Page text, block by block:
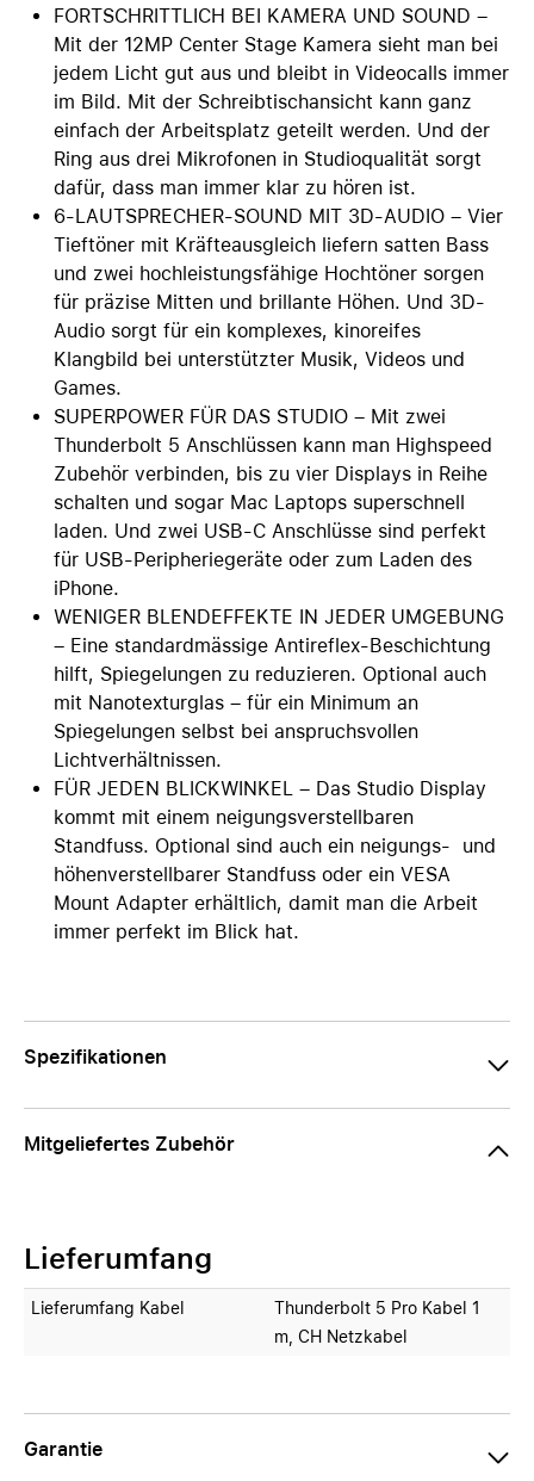
FORTSCHRITTLICH BEI KAMERA UND SOUND –
Mit der 12MP Center Stage Kamera sieht man bei
jedem Licht gut aus und bleibt in Videocalls immer
im Bild. Mit der Schreibtischansicht kann ganz
einfach der Arbeitsplatz geteilt werden. Und der
Ring aus drei Mikrofonen in Studioqualität sorgt
dafür, dass man immer klar zu hören ist.
6-LAUTSPRECHER-SOUND MIT 3D-AUDIO – Vier
Tieftöner mit Kräfteausgleich liefern satten Bass
und zwei hochleistungsfähige Hochtöner sorgen
für präzise Mitten und brillante Höhen. Und 3D-
Audio sorgt für ein komplexes, kinoreifes
Klangbild bei unterstützter Musik, Videos und
Games.
SUPERPOWER FÜR DAS STUDIO – Mit zwei
Thunderbolt 5 Anschlüssen kann man Highspeed
Zubehör verbinden, bis zu vier Displays in Reihe
schalten und sogar Mac Laptops superschnell
laden. Und zwei USB-C Anschlüsse sind perfekt
für USB-Peripheriegeräte oder zum Laden des
iPhone.
WENIGER BLENDEFFEKTE IN JEDER UMGEBUNG
– Eine standardmässige Antireflex-Beschichtung
hilft, Spiegelungen zu reduzieren. Optional auch
mit Nanotexturglas – für ein Minimum an
Spiegelungen selbst bei anspruchsvollen
Lichtverhältnissen.
FÜR JEDEN BLICKWINKEL – Das Studio Display
kommt mit einem neigungsverstellbaren
Standfuss. Optional sind auch ein neigungs- und
höhenverstellbarer Standfuss oder ein VESA
Mount Adapter erhältlich, damit man die Arbeit
immer perfekt im Blick hat.
Spezifikationen
Mitgeliefertes Zubehör
Lieferumfang
Lieferumfang Kabel
Thunderbolt 5 Pro Kabel 1
m, CH Netzkabel
Garantie